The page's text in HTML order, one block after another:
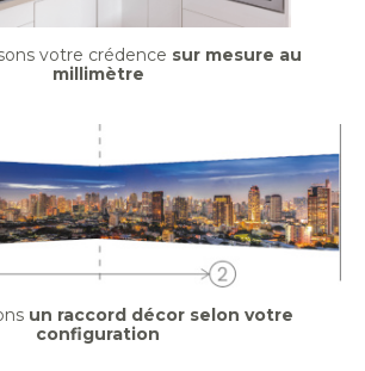
votre crédence sur mesure au
millimètre
un raccord décor selon votre
configuration